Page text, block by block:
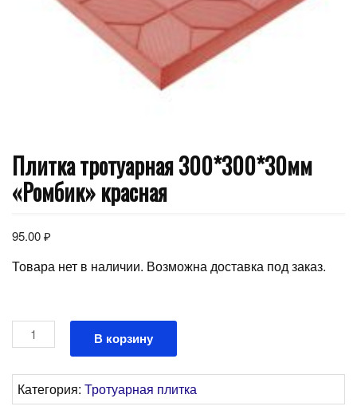
Плитка тротуарная 300*300*30мм
«Ромбик» красная
95.00₽
Товара нет в наличии. Возможна доставка под заказ.
Количество
товара
тротуарная
300*300*30мм
В корзину
Категория: Тротуарная плитка